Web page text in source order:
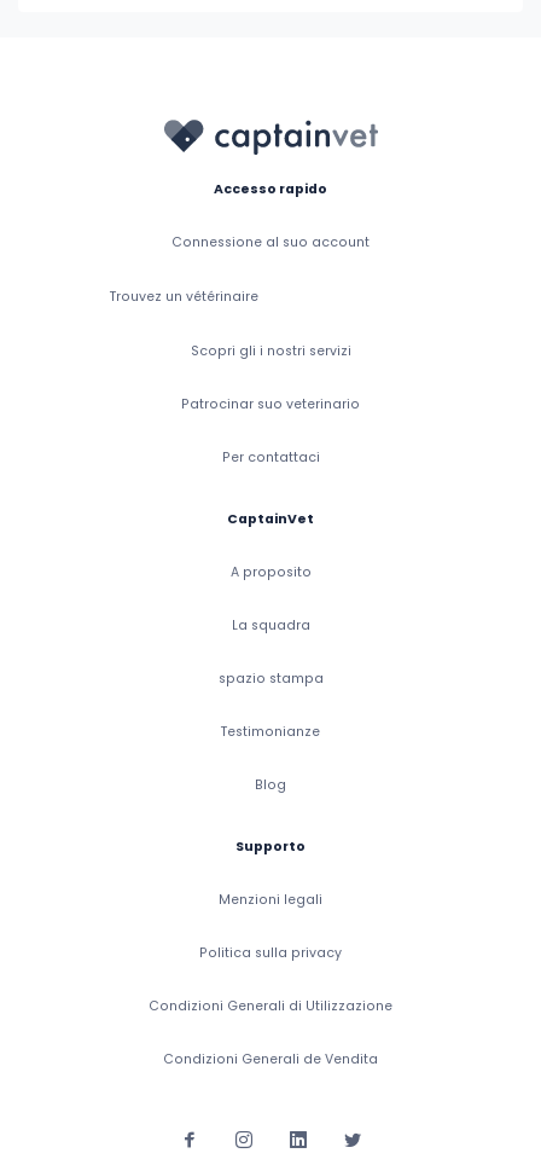
Accesso rapido
Connessione al suo account
Trouvez un vétérinaire
Scopri gli i nostri servizi
Patrocinar suo veterinario
Per contattaci
CaptainVet
A proposito
La squadra
spazio stampa
Testimonianze
Blog
Supporto
Menzioni legali
Politica sulla privacy
Condizioni Generali di Utilizzazione
Condizioni Generali de Vendita